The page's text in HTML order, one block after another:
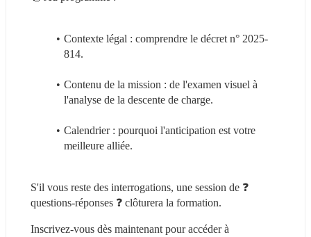
Contexte légal : comprendre le décret n° 2025-
814.
Contenu de la mission : de l'examen visuel à
l'analyse de la descente de charge.
Calendrier : pourquoi l'anticipation est votre
meilleure alliée.
S'il vous reste des interrogations, une session de ❓
questions-réponses ❓ clôturera la formation.
Inscrivez-vous dès maintenant pour accéder à